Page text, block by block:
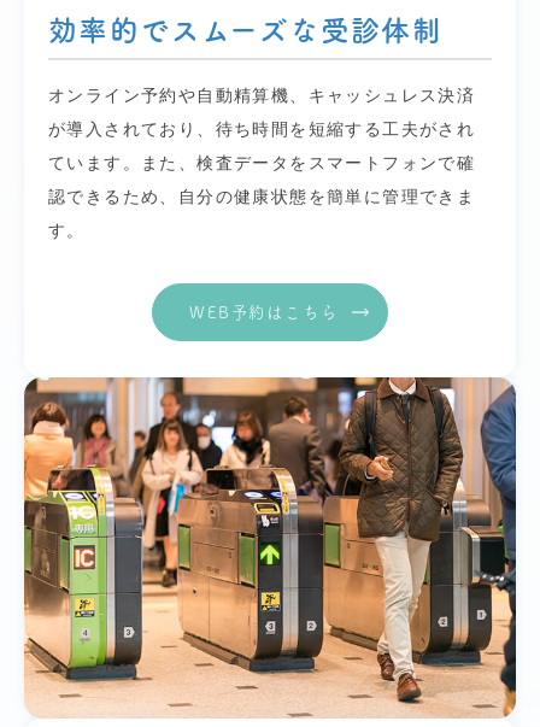
効率的でスムーズな受診体制
オンライン予約や自動精算機、キャッシュレス決済
が導入されており、待ち時間を短縮する工夫がされ
ています。また、検査データをスマートフォンで確
認できるため、自分の健康状態を簡単に管理できま
す。
WEB予約はこちら